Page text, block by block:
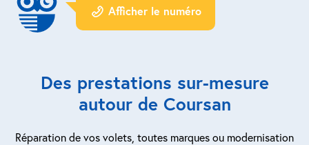
Motoriser un volet roulant
Prestations ad-hoc
Afficher le numéro
Des prestations sur-mesure
autour de Coursan
Réparation de vos volets, toutes marques ou modernisation